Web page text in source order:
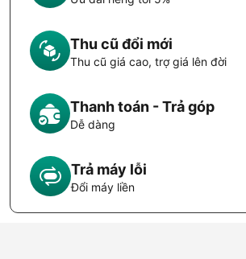
Thu cũ đổi mới
Thu cũ giá cao, trợ giá lên đời
Thanh toán - Trả góp
Dễ dàng
Trả máy lỗi
Đổi máy liền